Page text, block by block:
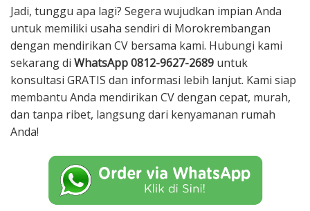
Jadi, tunggu apa lagi? Segera wujudkan impian Anda
untuk memiliki usaha sendiri di Morokrembangan
dengan mendirikan CV bersama kami. Hubungi kami
sekarang di WhatsApp 0812-9627-2689 untuk
konsultasi GRATIS dan informasi lebih lanjut. Kami siap
membantu Anda mendirikan CV dengan cepat, murah,
dan tanpa ribet, langsung dari kenyamanan rumah
Anda!